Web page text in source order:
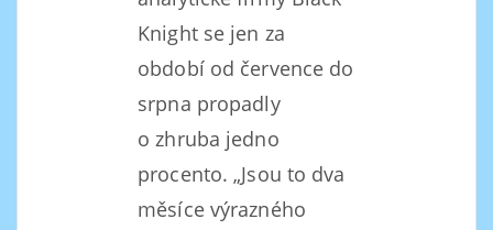
Knight se jen za
období od července do
srpna propadly
o zhruba jedno
procento. „Jsou to dva
měsíce výrazného